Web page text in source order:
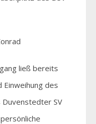
ließ bereits
Einweihung des
SV